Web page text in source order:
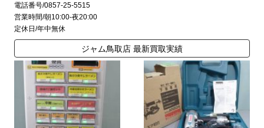
電話番号/0857-25-5515
営業時間/朝10:00-夜20:00
定休日/年中無休
ジャム鳥取店 最新買取実績